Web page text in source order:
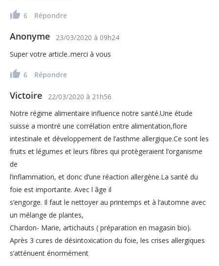
6 Répondre
Anonyme 23/03/2020 à 09h24
Super votre article..merci à vous
6 Répondre
Victoire 22/03/2020 à 21h56
Notre régime alimentaire influence notre santé.Une étude
suisse a montré une corrélation entre alimentation,flore
intestinale et développement de l’asthme allergique.Ce sont les
fruits et légumes et leurs fibres qui protègeraient l’organisme
de
l’inflammation, et donc d’une réaction allergène.La santé du
foie est importante. Avec l âge il
s’engorge. Il faut le nettoyer au printemps et à l’automne avec
un mélange de plantes,
Chardon- Marie, artichauts ( préparation en magasin bio).
Après 3 cures de désintoxication du foie, les crises allergiques
s’atténuent énormément